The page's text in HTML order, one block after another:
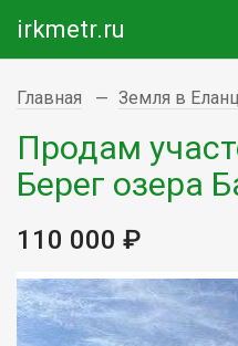
irkmetr.ru
Главная Земля в
Продам
Берег озера
110 000 ₽